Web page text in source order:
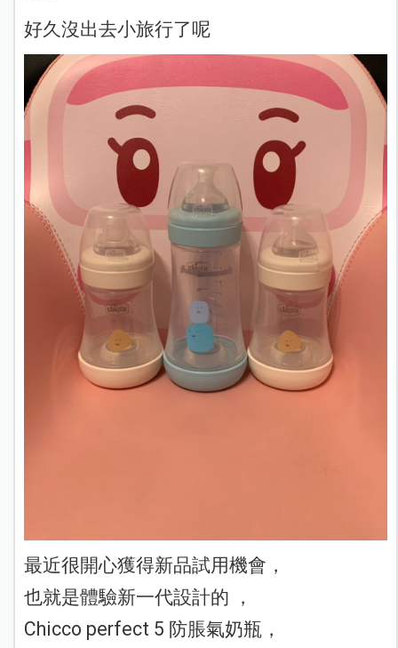
好久沒出去小旅行了呢
最近很開心獲得新品試用機會，
也就是體驗新一代設計的 ，
Chicco perfect 5 防脹氣奶瓶，